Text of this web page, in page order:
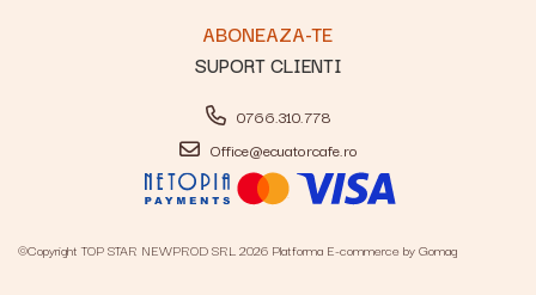
SUPORT CLIENTI
0766.310.778
Office@ecuatorcafe.ro
©Copyright TOP STAR NEWPROD SRL 2026 Platforma E-commerce by Gomag